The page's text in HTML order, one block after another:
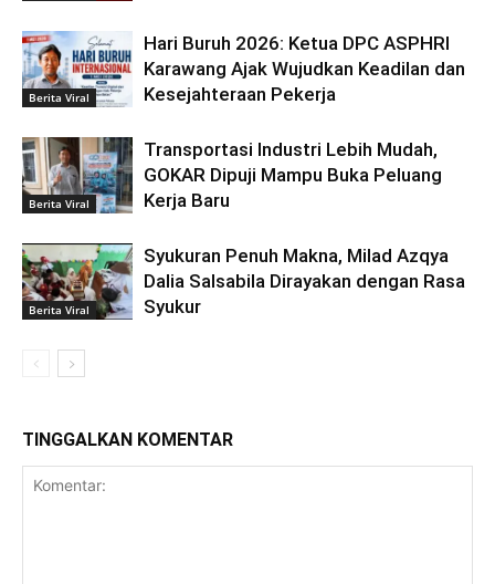
Berita Viral
Hari Buruh 2026: Ketua DPC ASPHRI
Karawang Ajak Wujudkan Keadilan dan
Kesejahteraan Pekerja
Berita Viral
Transportasi Industri Lebih Mudah,
GOKAR Dipuji Mampu Buka Peluang
Kerja Baru
Berita Viral
Syukuran Penuh Makna, Milad Azqya
Dalia Salsabila Dirayakan dengan Rasa
Syukur
TINGGALKAN KOMENTAR